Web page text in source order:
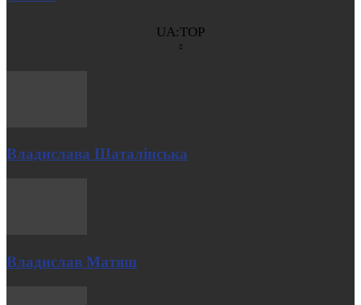
UA:TOP
Владислава Шаталінська
Владислав Матяш